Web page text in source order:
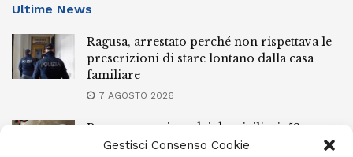
Gestisci Consenso Cookie
Ultime News
Ragusa, arrestato perché non rispettava le
prescrizioni di stare lontano dalla casa
familiare
7 AGOSTO 2026
Ragusa, spacciava dai domiciliari: 52enne
finisce in carcere